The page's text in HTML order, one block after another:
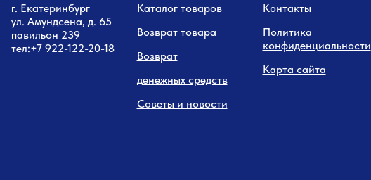
г. Екатеринбург
ул. Амундсена, д. 65
павильон 239
тел:+7 922-122-20-18
Каталог товаров
Возврат товара
Возврат
денежных средств
Советы и новости
Контакты
Политика
конфиденциальности
Карта сайта